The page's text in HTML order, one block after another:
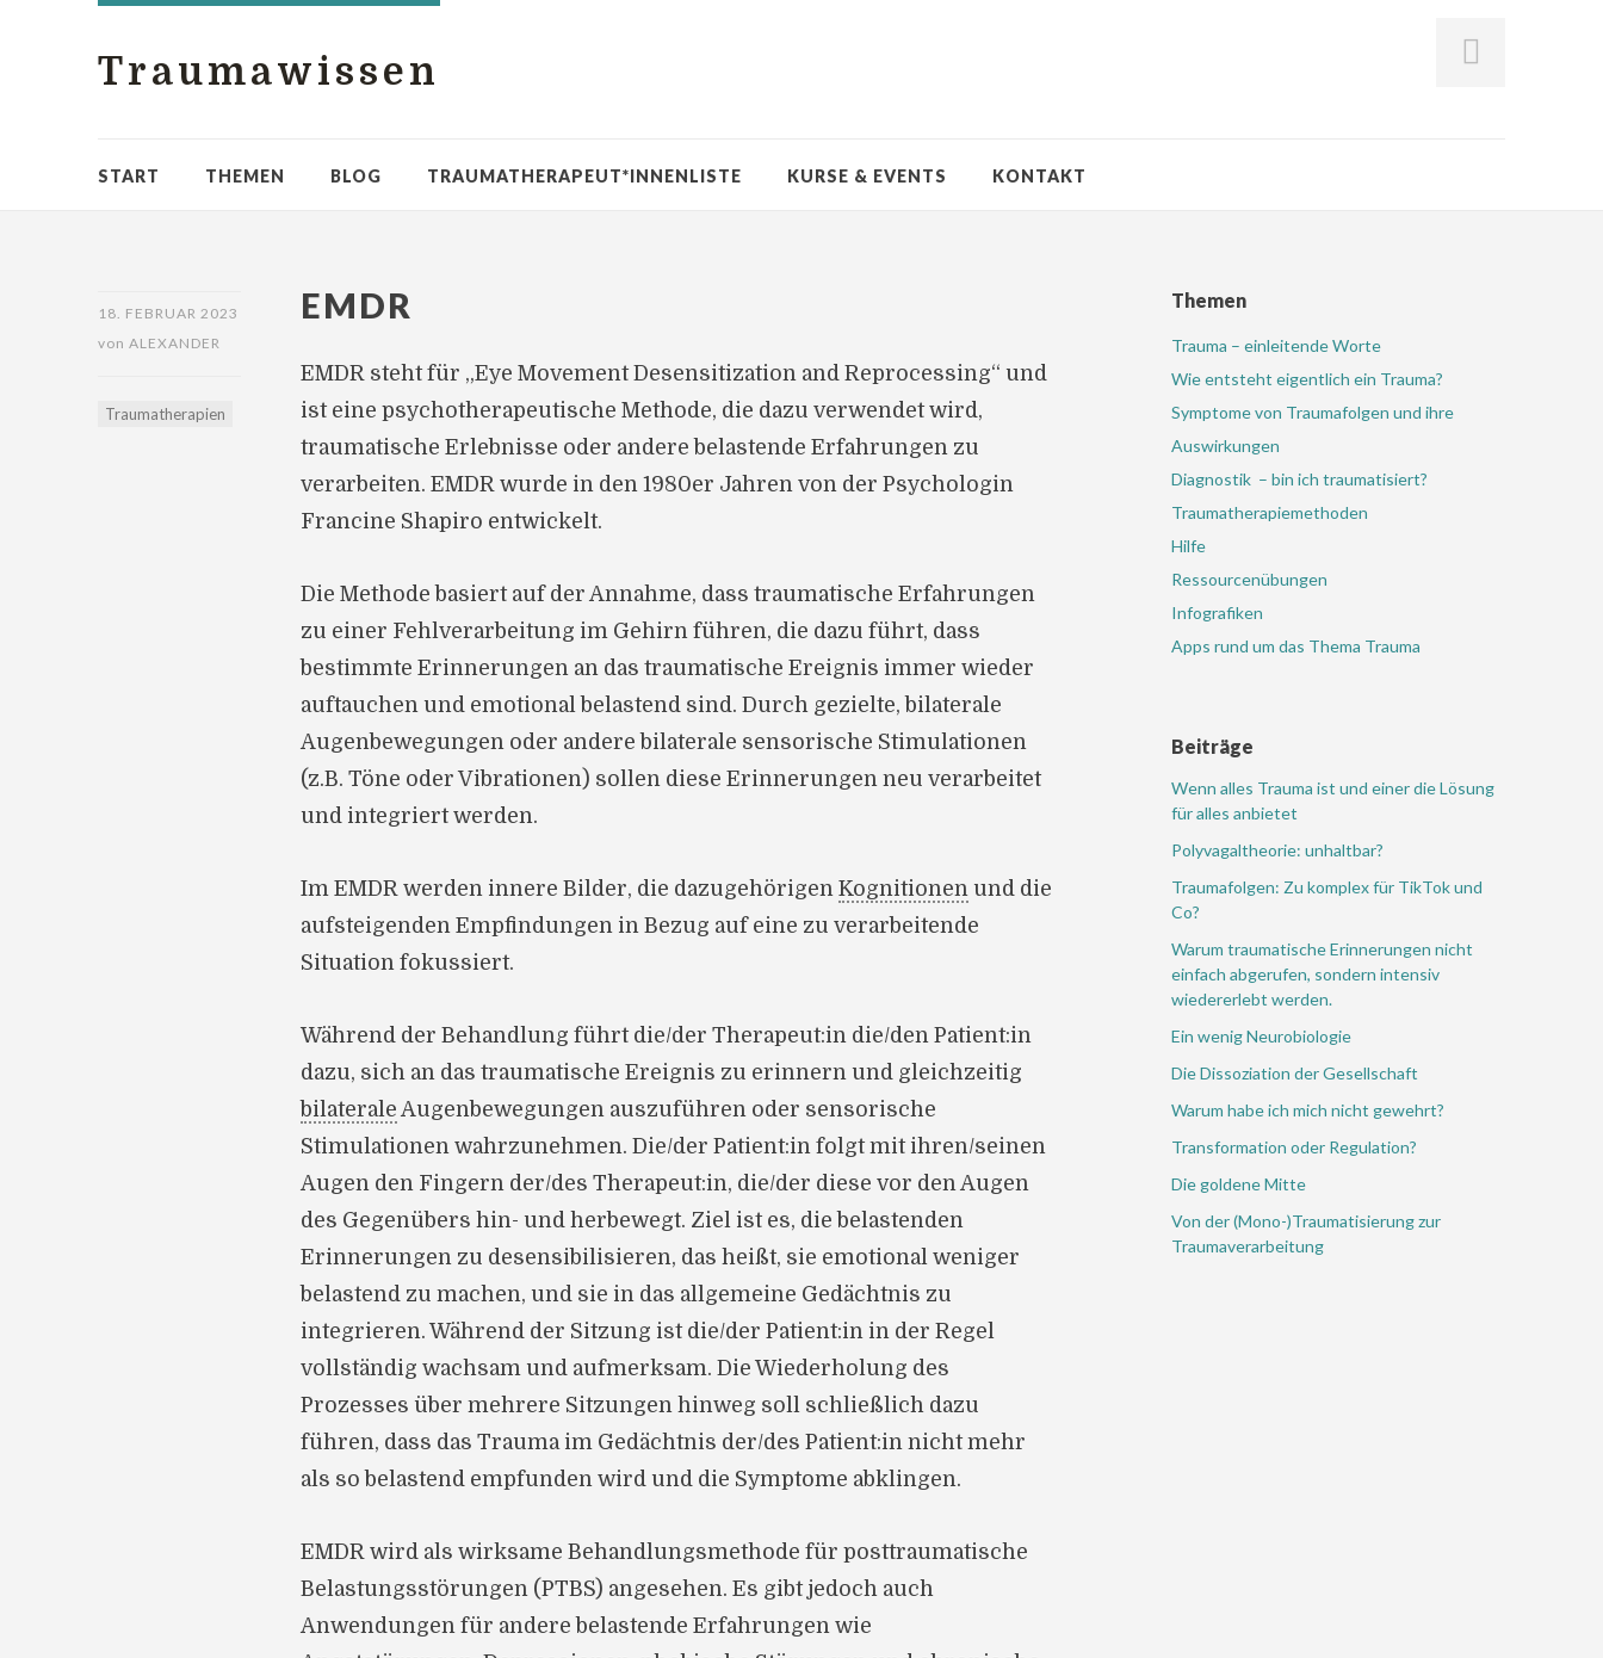
Traumawissen
START THEMEN BLOG TRAUMATHERAPEUT*INNENLISTE KURSE & EVENTS KONTAKT
18. FEBRUAR 2023
von ALEXANDER
Traumatherapien
EMDR
EMDR steht für „Eye Movement Desensitization and Reprocessing“ und
ist eine psychotherapeutische Methode, die dazu verwendet wird,
traumatische Erlebnisse oder andere belastende Erfahrungen zu
verarbeiten. EMDR wurde in den 1980er Jahren von der Psychologin
Francine Shapiro entwickelt.
Die Methode basiert auf der Annahme, dass traumatische Erfahrungen
zu einer Fehlverarbeitung im Gehirn führen, die dazu führt, dass
bestimmte Erinnerungen an das traumatische Ereignis immer wieder
auftauchen und emotional belastend sind. Durch gezielte, bilaterale
Augenbewegungen oder andere bilaterale sensorische Stimulationen
(z.B. Töne oder Vibrationen) sollen diese Erinnerungen neu verarbeitet
und integriert werden.
Im EMDR werden innere Bilder, die dazugehörigenKognitionen und die
aufsteigenden Empfindungen in Bezug auf eine zu verarbeitende
Situation fokussiert.
Während der Behandlung führt die/der Therapeut:in die/den Patient:in
dazu, sich an das traumatische Ereignis zu erinnern und gleichzeitig
bilaterale Augenbewegungen auszuführen oder sensorische
Stimulationen wahrzunehmen. Die/der Patient:in folgt mit ihren/seinen
Augen den Fingern der/des Therapeut:in, die/der diese vor den Augen
des Gegenübers hin- und herbewegt. Ziel ist es, die belastenden
Erinnerungen zu desensibilisieren, das heißt, sie emotional weniger
belastend zu machen, und sie in das allgemeine Gedächtnis zu
integrieren. Während der Sitzung ist die/der Patient:in in der Regel
vollständig wachsam und aufmerksam. Die Wiederholung des
Prozesses über mehrere Sitzungen hinweg soll schließlich dazu
führen, dass das Trauma im Gedächtnis der/des Patient:in nicht mehr
als so belastend empfunden wird und die Symptome abklingen.
EMDR wird als wirksame Behandlungsmethode für posttraumatische
Belastungsstörungen (PTBS) angesehen. Es gibt jedoch auch
Anwendungen für andere belastende Erfahrungen wie
Themen
Trauma – einleitende Worte
Wie entsteht eigentlich ein Trauma?
Symptome von Traumafolgen und ihre
Auswirkungen
Diagnostik – bin ich traumatisiert?
Traumatherapiemethoden
Hilfe
Ressourcenübungen
Infografiken
Apps rund um das Thema Trauma
Beiträge
Wenn alles Trauma ist und einer die Lösung
für alles anbietet
Polyvagaltheorie: unhaltbar?
Traumafolgen: Zu komplex für TikTok und
Co?
Warum traumatische Erinnerungen nicht
einfach abgerufen, sondern intensiv
wiedererlebt werden.
Ein wenig Neurobiologie
Die Dissoziation der Gesellschaft
Warum habe ich mich nicht gewehrt?
Transformation oder Regulation?
Die goldene Mitte
Von der (Mono-)Traumatisierung zur
Traumaverarbeitung